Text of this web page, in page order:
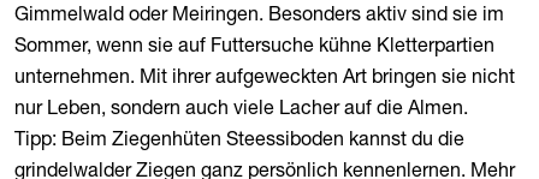
Gimmelwald oder Meiringen. Besonders aktiv sind sie im
Sommer, wenn sie auf Futtersuche kühne Kletterpartien
unternehmen. Mit ihrer aufgeweckten Art bringen sie nicht
nur Leben, sondern auch viele Lacher auf die Almen.
Tipp: Beim Ziegenhüten Steessiboden kannst du die
grindelwalder Ziegen ganz persönlich kennenlernen. Mehr